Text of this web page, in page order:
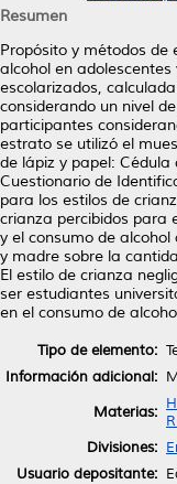
Resumen
Propósito y métodos de
alcohol en
escolarizados,
considerando un nivel
participantes
estrato se utilizó el
de lápiz y papel: Cédula
Cuestionario de
para los estilos de
crianza percibidos para
y el consumo de
y madre sobre la
El estilo de crianza
ser estudiantes
en el consumo de
Tipo de elemento:
Información adicional:
Materias:
Divisiones:
Usuario depositante: